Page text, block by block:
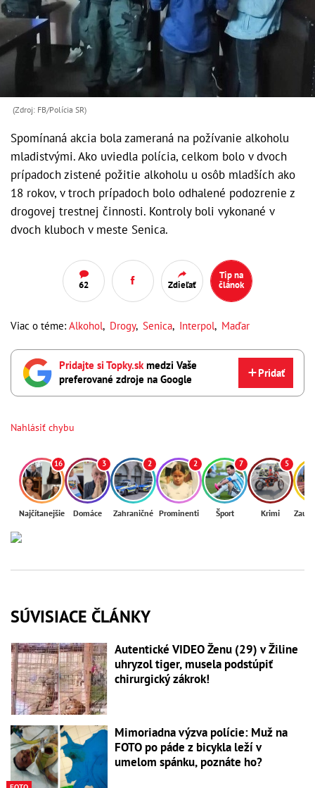
(Zdroj: FB/Polícia SR)
Spomínaná akcia bola zameraná na požívanie alkoholu
mladistvými. Ako uviedla polícia, celkom bolo v dvoch
prípadoch zistené požitie alkoholu u osôb mladších ako
18 rokov, v troch prípadoch bolo odhalené podozrenie z
drogovej trestnej činnosti. Kontroly boli vykonané v
dvoch kluboch v meste Senica.
62 Zdieľať
Tip na
článok
Viac o téme: Alkohol, Drogy, Senica, Interpol, Maďar
Pridajte si Topky.skmedzi Vaše
preferované zdroje na Google
Pridať
Nahlásiť chybu
16
Najčítanejšie
3
Domáce
2
Zahraničné
2
Prominenti
7
Šport
5
Krimi
SÚVISIACE ČLÁNKY
Autentické VIDEO Ženu (29) v Žiline
uhryzol tiger, musela podstúpiť
chirurgický zákrok!
Mimoriadna výzva polície: Muž na
FOTO po páde z bicykla leží v
umelom spánku, poznáte ho?